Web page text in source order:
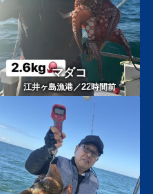
マダコ
江井ヶ島漁港／22時間前